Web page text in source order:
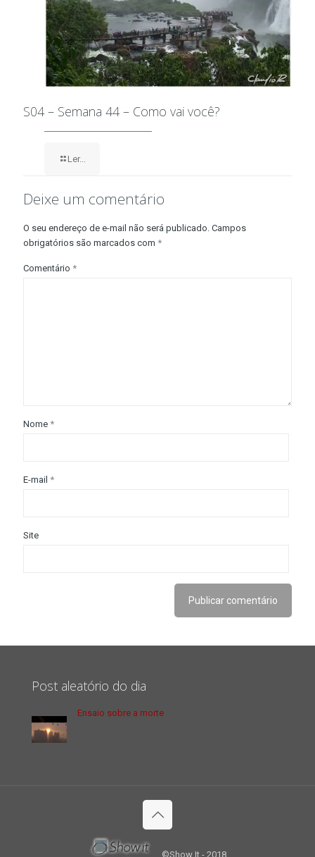
S04 – Semana 44 – Como vai você?
Ler...
Deixe um comentário
O seu endereço de e-mail não será publicado. Campos
obrigatórios são marcados com *
Comentário *
Nome *
E-mail *
Site
Post aleatório do dia
Ensaio sobre a morte
©Show It - 2018